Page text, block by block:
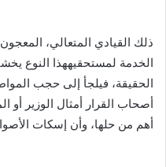
ذلك القيادي المتعالي، المعجون
الخدمة لمستحقيههذا النوع
الحقيقة، فيلجأ إلى حجب
أصحاب القرار أمثال الوزير أو
أهم من حلها، وأن إسكات